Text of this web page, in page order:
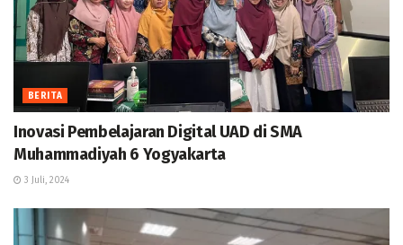
BERITA
Inovasi Pembelajaran Digital UAD di SMA
Muhammadiyah 6 Yogyakarta
3 Juli, 2024